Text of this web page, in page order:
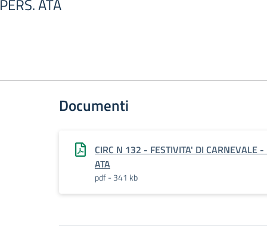
PERS. ATA
Documenti
CIRC N 132 - FESTIVITA' DI CARNEVALE -
ATA
pdf - 341 kb